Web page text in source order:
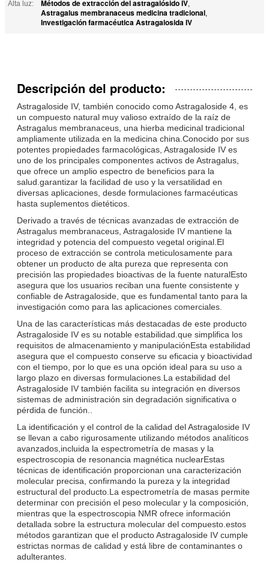
Alta luz:
Métodos de extracción del astragalósido IV,
Astragalus membranaceus medicina tradicional,
Investigación farmacéutica Astragalosida IV
Descripción del producto:
Astragaloside IV, también conocido como Astragaloside 4, es
un compuesto natural muy valioso extraído de la raíz de
Astragalus membranaceus, una hierba medicinal tradicional
ampliamente utilizada en la medicina china.Conocido por sus
potentes propiedades farmacológicas, Astragaloside IV es
uno de los principales componentes activos de Astragalus,
que ofrece un amplio espectro de beneficios para la
salud.garantizar la facilidad de uso y la versatilidad en
diversas aplicaciones, desde formulaciones farmacéuticas
hasta suplementos dietéticos.
Derivado a través de técnicas avanzadas de extracción de
Astragalus membranaceus, Astragaloside IV mantiene la
integridad y potencia del compuesto vegetal original.El
proceso de extracción se controla meticulosamente para
obtener un producto de alta pureza que representa con
precisión las propiedades bioactivas de la fuente naturalEsto
asegura que los usuarios reciban una fuente consistente y
confiable de Astragaloside, que es fundamental tanto para la
investigación como para las aplicaciones comerciales.
Una de las características más destacadas de este producto
Astragaloside IV es su notable estabilidad.que simplifica los
requisitos de almacenamiento y manipulaciónEsta estabilidad
asegura que el compuesto conserve su eficacia y bioactividad
con el tiempo, por lo que es una opción ideal para su uso a
largo plazo en diversas formulaciones.La estabilidad del
Astragaloside IV también facilita su integración en diversos
sistemas de administración sin degradación significativa o
pérdida de función..
La identificación y el control de la calidad del Astragaloside IV
se llevan a cabo rigurosamente utilizando métodos analíticos
avanzados,incluida la espectrometría de masas y la
espectroscopia de resonancia magnética nuclearEstas
técnicas de identificación proporcionan una caracterización
molecular precisa, confirmando la pureza y la integridad
estructural del producto.La espectrometría de masas permite
determinar con precisión el peso molecular y la composición,
mientras que la espectroscopia NMR ofrece información
detallada sobre la estructura molecular del compuesto.estos
métodos garantizan que el producto Astragaloside IV cumple
estrictas normas de calidad y está libre de contaminantes o
adulterantes.